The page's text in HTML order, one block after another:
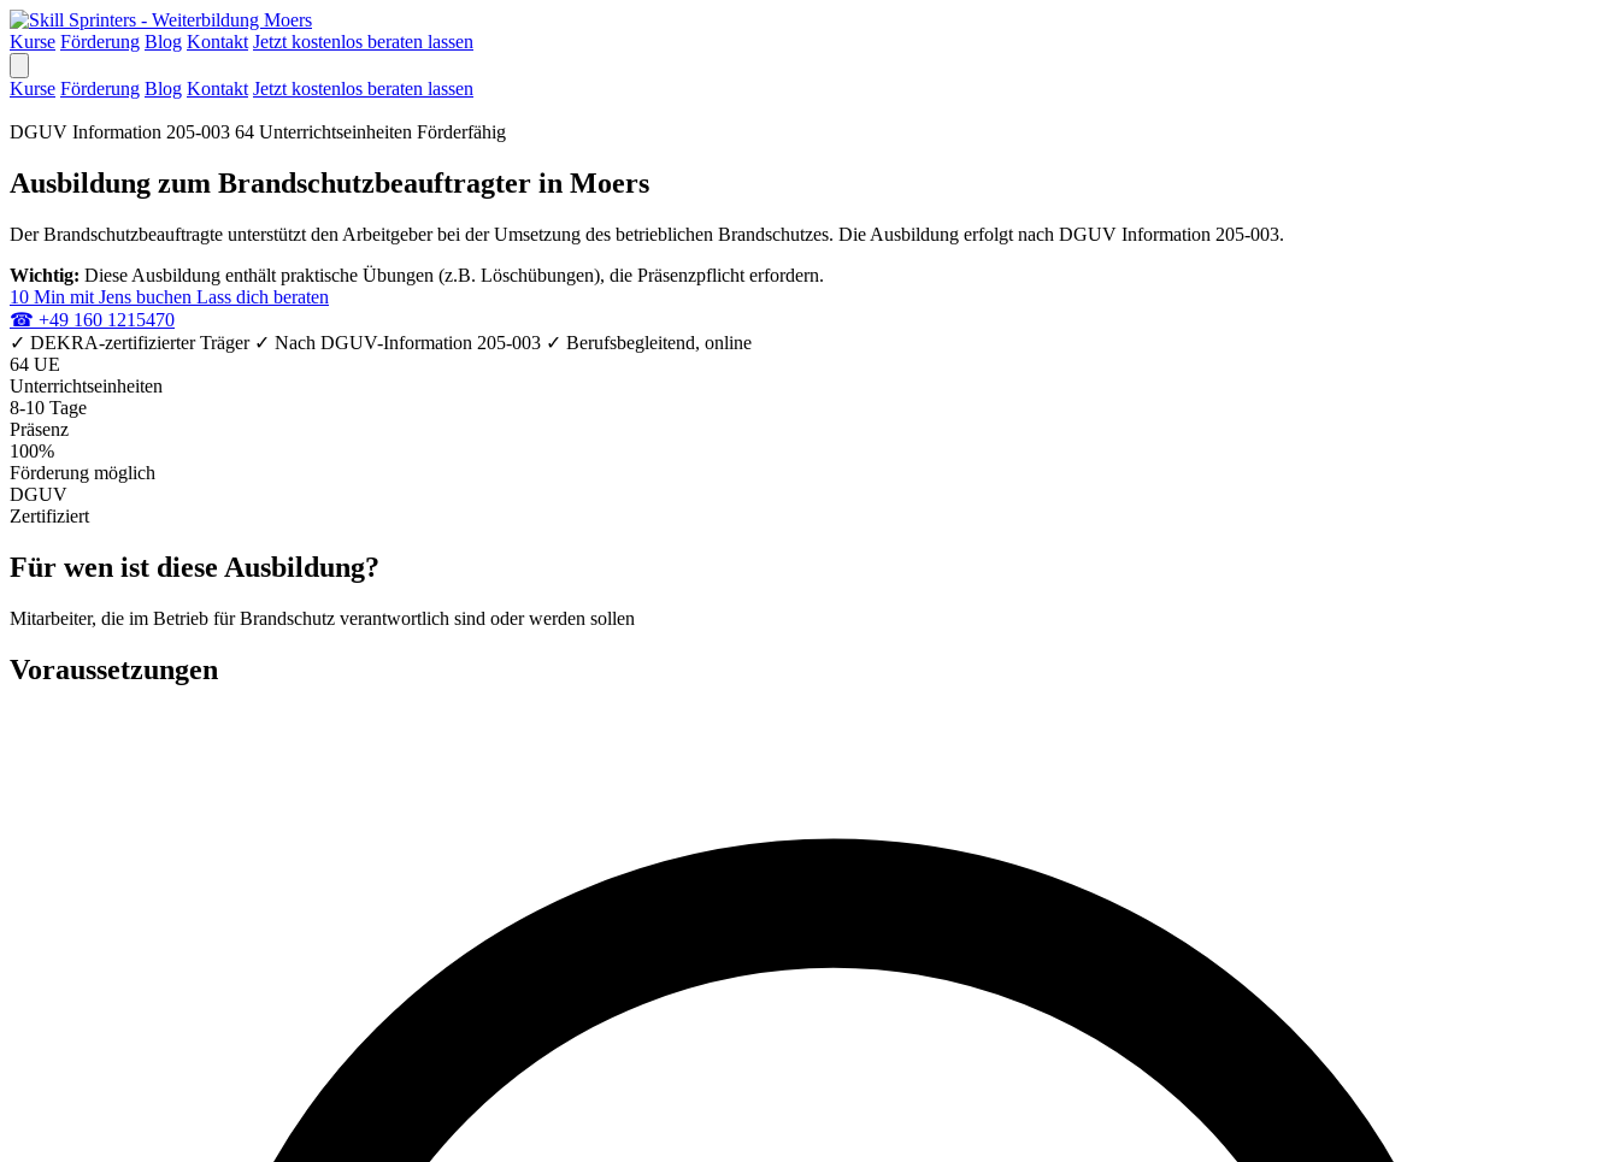
Kurse Förderung Blog Kontakt Jetzt kostenlos beraten lassen
Kurse Förderung Blog Kontakt Jetzt kostenlos beraten lassen
DGUV Information 205-003 64 Unterrichtseinheiten Förderfähig
Ausbildung zum Brandschutzbeauftragter in Moers
Der Brandschutzbeauftragte unterstützt den Arbeitgeber bei der Umsetzung des betrieblichen Brandschutzes. Die Ausbildung erfolgt nach DGUV Information 205-003.
Wichtig: Diese Ausbildung enthält praktische Übungen (z.B. Löschübungen), die Präsenzpflicht erfordern.
10 Min mit Jens buchen Lass dich beraten
☎ +49 160 1215470
✓ DEKRA-zertifizierter Träger ✓ Nach DGUV-Information 205-003 ✓ Berufsbegleitend, online
64 UE
Unterrichtseinheiten
8-10 Tage
Präsenz
100%
Förderung möglich
DGUV
Zertifiziert
Für wen ist diese Ausbildung?
Mitarbeiter, die im Betrieb für Brandschutz verantwortlich sind oder werden sollen
Voraussetzungen